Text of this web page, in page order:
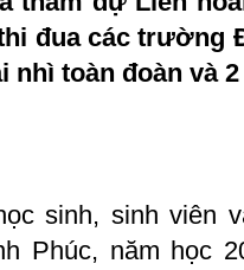
đua các trường
nhì toàn đoàn và
sinh, sinh viên
Phúc, năm học